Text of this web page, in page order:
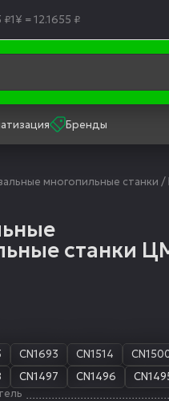
₽1¥ = 12.1655 ₽
Бренды
многопильные станки /
станки
CN1693 CN1514
CN1497 CN1496